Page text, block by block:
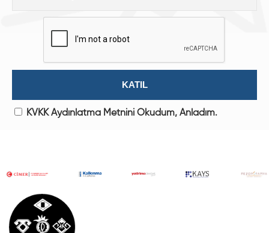
KVKK Aydınlatma Metnini Okudum, Anladım.